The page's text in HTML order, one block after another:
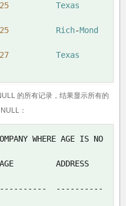
25
Texas
25 Rich-Mond
27
Texas
的所有记录，结果显示所有的
：
WHERE AGE IS NO
ADDRESS
----------
----------